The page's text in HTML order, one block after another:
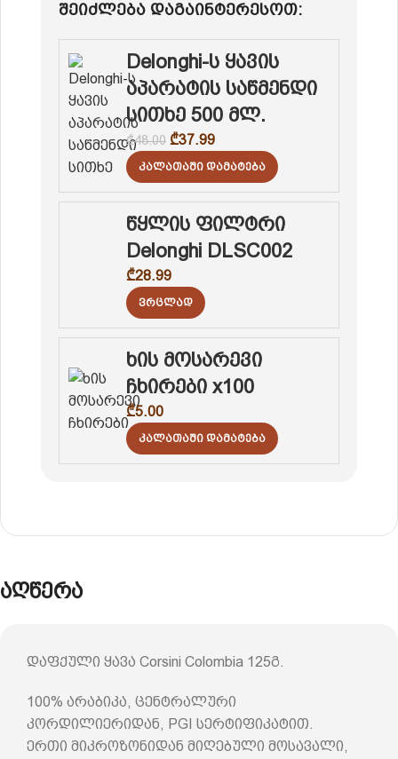
შეიძლება დაგაინტერესოთ:
Delonghi-ს ყავის
აპარატის საწმენდი
სითხე 500 მლ.
₾48.00 ₾37.99
Კალათაში Დამატება
წყლის ფილტრი
Delonghi DLSC002
₾28.99
Ვრცლად
ხის მოსარევი
ჩხირები x100
₾5.00
Კალათაში Დამატება
აღწერა
დაფქული ყავა Corsini Colombia 125გ.
100% არაბიკა, ცენტრალური
კორდილიერიდან, PGI სერტიფიკატით.
ერთი მიკროზონიდან მიღებული მოსავალი,